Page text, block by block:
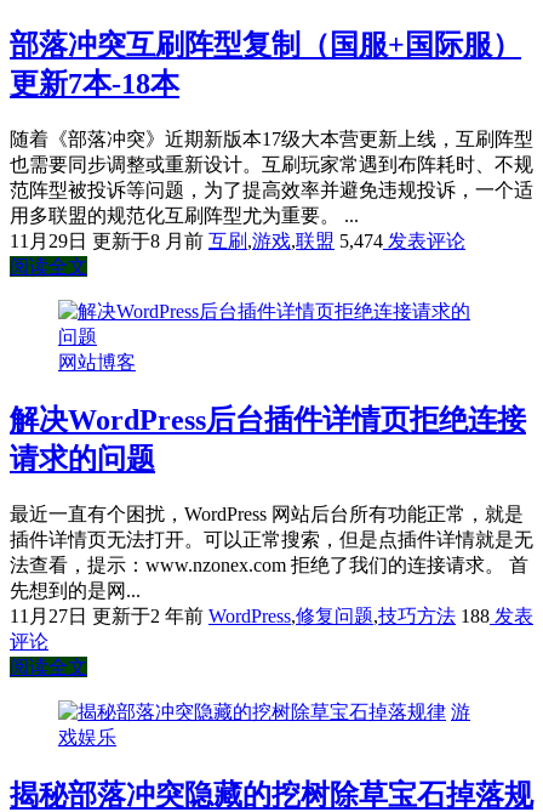
部落冲突互刷阵型复制（国服+国际服）
更新7本-18本
随着《部落冲突》近期新版本17级大本营更新上线，互刷阵型
也需要同步调整或重新设计。互刷玩家常遇到布阵耗时、不规
范阵型被投诉等问题，为了提高效率并避免违规投诉，一个适
用多联盟的规范化互刷阵型尤为重要。 ...
11月29日 更新于8 月前 互刷 ,游戏,联盟 5,474 发表评论
阅读全文
网站博客
解决WordPress后台插件详情页拒绝连接
请求的问题
最近一直有个困扰，WordPress 网站后台所有功能正常，就是
插件详情页无法打开。可以正常搜索，但是点插件详情就是无
法查看，提示：www.nzonex.com 拒绝了我们的连接请求。 首
先想到的是网...
11月27日 更新于2 年前 WordPress,修复问题,技巧方法 188 发表
评论
阅读全文
游
戏娱乐
揭秘部落冲突隐藏的挖树除草宝石掉落规